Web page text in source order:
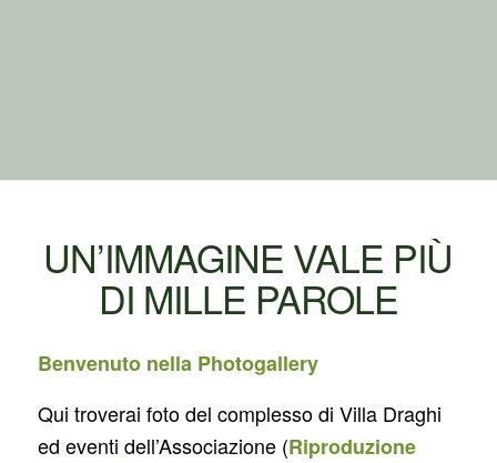
UN’IMMAGINE VALE PIÙ
DI MILLE PAROLE
Benvenuto nella Photogallery
Qui troverai foto del complesso di Villa Draghi
ed eventi dell’Associazione (Riproduzione